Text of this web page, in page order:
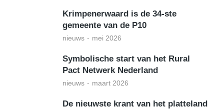
Krimpenerwaard is de 34-ste
gemeente van de P10
nieuws mei 2026
Symbolische start van het Rural
Pact Netwerk Nederland
nieuws maart 2026
De nieuwste krant van het platteland